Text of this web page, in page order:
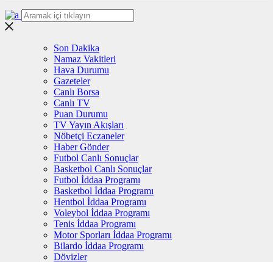
Son Dakika
Namaz Vakitleri
Hava Durumu
Gazeteler
Canlı Borsa
Canlı TV
Puan Durumu
TV Yayın Akışları
Nöbetçi Eczaneler
Haber Gönder
Futbol Canlı Sonuçlar
Basketbol Canlı Sonuçlar
Futbol İddaa Programı
Basketbol İddaa Programı
Hentbol İddaa Programı
Voleybol İddaa Programı
Tenis İddaa Programı
Motor Sporları İddaa Programı
Bilardo İddaa Programı
Dövizler